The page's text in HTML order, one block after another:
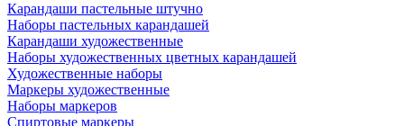
Карандаши пастельные штучно
Наборы пастельных карандашей
Карандаши художественные
Наборы художественных цветных карандашей
Художественные наборы
Маркеры художественные
Наборы маркеров
Спиртовые маркеры